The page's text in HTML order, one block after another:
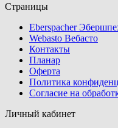
Страницы
Eberspacher
Webasto Вебасто
Контакты
Планар
Оферта
Политика
Согласие на
Личный кабинет